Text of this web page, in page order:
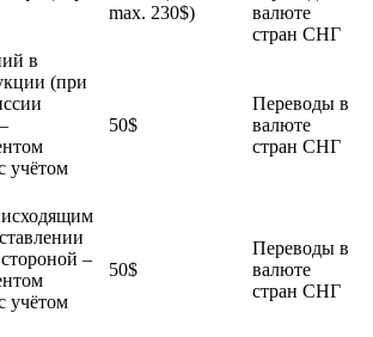
max. 230$)
валюте
стран СНГ
в
(при
учётом
50$
Переводы в
валюте
стран СНГ
исходящим
–
учётом
50$
Переводы в
валюте
стран СНГ